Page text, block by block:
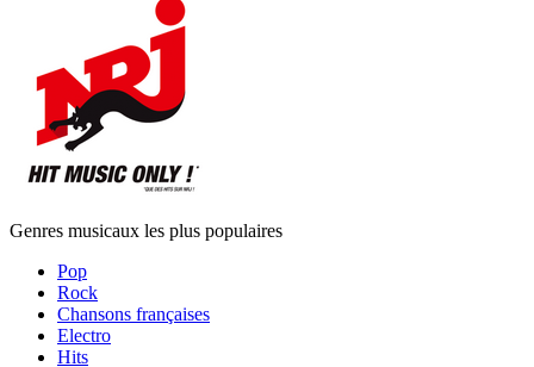
Genres musicaux les plus populaires
Pop
Rock
Chansons françaises
Electro
Hits